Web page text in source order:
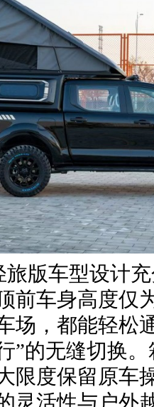
旅版车型设计
前车身高度仅
场，都能轻松
”的无缝切换
限度保留原车
灵活性与户外